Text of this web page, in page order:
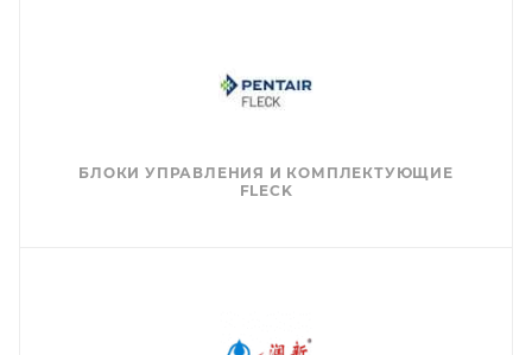
БЛОКИ УПРАВЛЕНИЯ И КОМПЛЕКТУЮЩИЕ
FLECK